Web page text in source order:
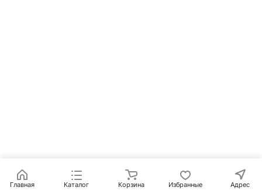
Главная Каталог Корзина Избранные Адрес